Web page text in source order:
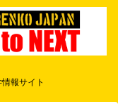
報サイト